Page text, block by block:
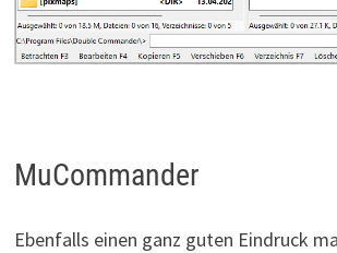
MuCommander
Ebenfalls einen ganz guten Eindruck